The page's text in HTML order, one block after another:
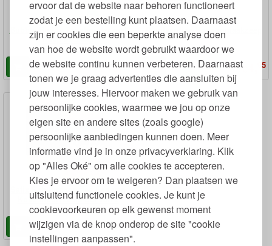
ervoor dat de website naar behoren functioneert
zodat je een bestelling kunt plaatsen. Daarnaast
zijn er cookies die een beperkte analyse doen
van hoe de website wordt gebruikt waardoor we
de website continu kunnen verbeteren. Daarnaast
tonen we je graag advertenties die aansluiten bij
jouw interesses. Hiervoor maken we gebruik van
persoonlijke cookies, waarmee we jou op onze
eigen site en andere sites (zoals google)
persoonlijke aanbiedingen kunnen doen. Meer
informatie vind je in onze privacyverklaring. Klik
op "Alles Oké" om alle cookies te accepteren.
Kies je ervoor om te weigeren? Dan plaatsen we
uitsluitend functionele cookies. Je kunt je
cookievoorkeuren op elk gewenst moment
wijzigen via de knop onderop de site "cookie
instellingen aanpassen".
Bubble Buddy Zeephouder met
Rasp en Zeep
€ 16,90
Plantaardige Schoonmaakzeep
€ 95
Safix Schuursponsjes Eco van
Kokosnootvezels Set van 2
€3,99